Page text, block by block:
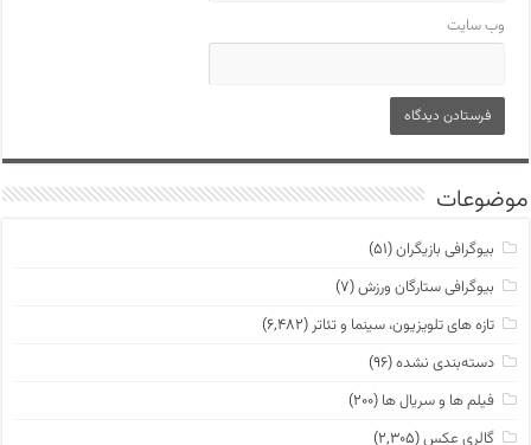
وب‌ سایت
موضوعات
بیوگرافی بازیگران(۵۱)
بیوگرافی ستارگان ورزش(۷)
تازه های تلویزیون، سینما و تئاتر(۶,۴۸۲)
دسته‌بندی نشده(۹۶)
فیلم ها و سریال ها (۲۰۰)
گالری عکس(۲,۳۰۵)